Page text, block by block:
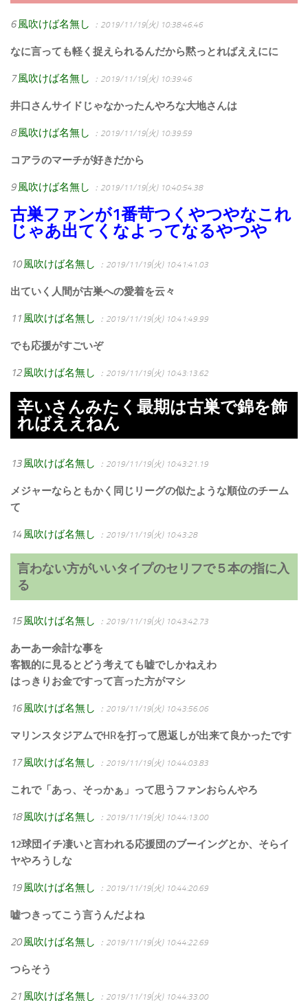
6 風吹けば名無し ：2019/11/19(火) 10:38:46.46
なに言っても軽く捉えられるんだから黙っとればええにに
7 風吹けば名無し ：2019/11/19(火) 10:39:46
井口さんサイドじゃなかったんやろな大地さんは
8 風吹けば名無し ：2019/11/19(火) 10:39:59
コアラのマーチが好きだから
9 風吹けば名無し ：2019/11/19(火) 10:40:54.38
古巣ファンが1番苛つくやつやなこれ
じゃあ出てくなよってなるやつや
10 風吹けば名無し ：2019/11/19(火) 10:41:41.03
出ていく人間が古巣への愛着を云々
11 風吹けば名無し ：2019/11/19(火) 10:41:49.99
でも応援がすごいぞ
12 風吹けば名無し ：2019/11/19(火) 10:43:13.62
辛いさんみたく最期は古巣で錦を飾
ればええねん
13 風吹けば名無し ：2019/11/19(火) 10:43:21.19
メジャーならともかく同じリーグの似たような順位のチーム
て
14 風吹けば名無し ：2019/11/19(火) 10:43:28
言わない方がいいタイプのセリフで５本の指に入
る
15 風吹けば名無し ：2019/11/19(火) 10:43:42.73
あーあー余計な事を
客観的に見るとどう考えても嘘でしかねえわ
はっきりお金ですって言った方がマシ
16 風吹けば名無し ：2019/11/19(火) 10:43:56.06
マリンスタジアムでHRを打って恩返しが出来て良かったです
17 風吹けば名無し ：2019/11/19(火) 10:44:03.83
これで「あっ、そっかぁ」って思うファンおらんやろ
18 風吹けば名無し ：2019/11/19(火) 10:44:13.00
12球団イチ凄いと言われる応援団のブーイングとか、そらイ
ヤやろうしな
19 風吹けば名無し ：2019/11/19(火) 10:44:20.69
嘘つきってこう言うんだよね
20 風吹けば名無し ：2019/11/19(火) 10:44:22.69
つらそう
21 風吹けば名無し ：2019/11/19(火) 10:44:33.00